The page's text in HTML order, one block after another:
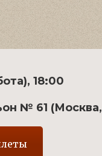
18:00
№ 61 (Москва,